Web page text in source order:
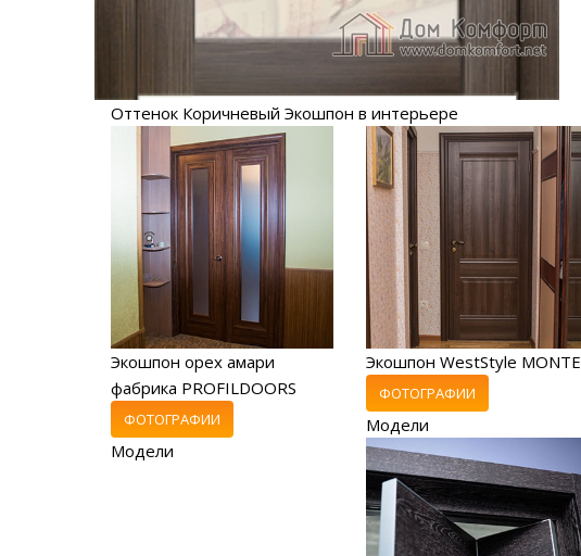
Оттенок Коричневый Экошпон в интерьере
Экошпон орех амари
фабрика PROFILDOORS
ФОТОГРАФИИ
Модели
Экошпон WestStyle MONTE
ФОТОГРАФИИ
Модели